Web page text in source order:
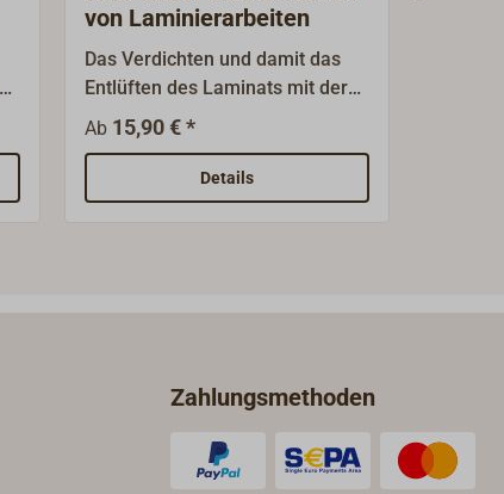
von Laminierarbeiten
Das Verdichten und damit das
Entlüften des Laminats mit der
Scheibenrolle ist der
Gradmesser für die Qualität von
Hand- und Spritzlaminat. Kleine
Scheibenroller aus Metall mit
Ab 15,90 € *
Details
Zahlungsmethoden